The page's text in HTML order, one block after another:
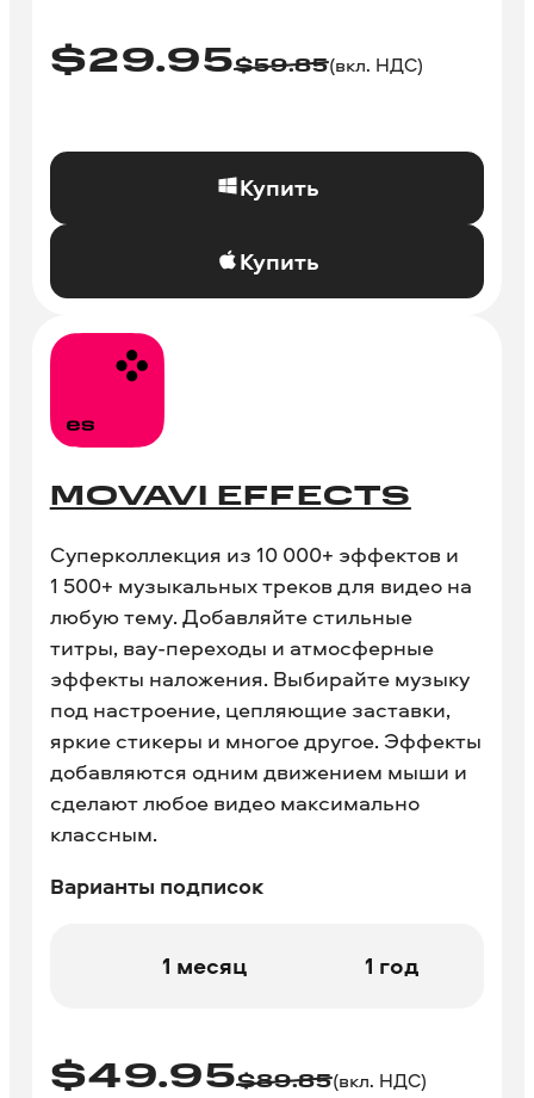
$29.95$59.85(вкл. НДС)
Купить
Купить
MOVAVI EFFECTS
Суперколлекция из 10 000+ эффектов и
1 500+ музыкальных треков для видео на
любую тему. Добавляйте стильные
титры, вау-переходы и атмосферные
эффекты наложения. Выбирайте музыку
под настроение, цепляющие заставки,
яркие стикеры и многое другое. Эффекты
добавляются одним движением мыши и
сделают любое видео максимально
классным.
Варианты подписок
1 месяц 1 год
$49.95$89.85(вкл. НДС)